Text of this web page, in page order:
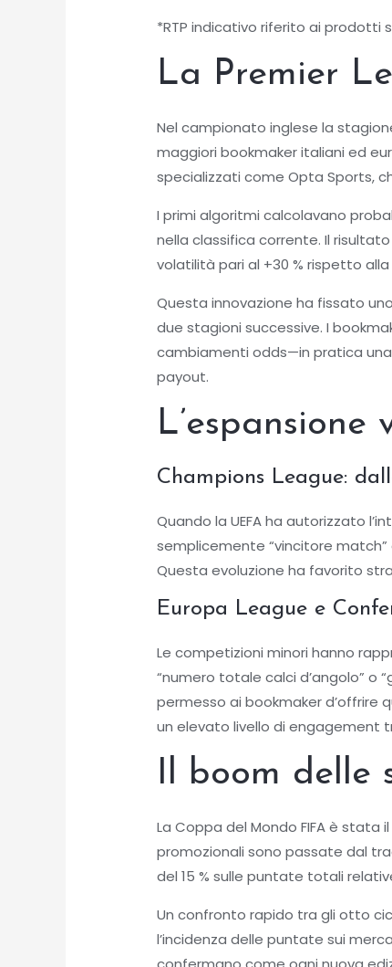
*RTP indicativo riferito ai prodotti
La Premier
Nel campionato inglese la
maggiori bookmaker italiani ed
specializzati come Opta Sports,
I primi algoritmi calcolavano
nella classifica corrente. Il
volatilità pari al +30 % rispetto
Questa innovazione ha fissato
due stagioni successive. I
cambiamenti odds—in pratica
payout.
Champions League:
Quando la UEFA ha autorizzato
semplicemente “vincitore
Questa evoluzione ha favorito
Europa League e
Le competizioni minori hanno
“numero totale calci d’angolo” o
permesso ai bookmaker d’offrire
un elevato livello di engagement
Il boom delle
La Coppa del Mondo FIFA è
promozionali sono passate dal
del 15 % sulle puntate totali
Un confronto rapido tra gli otto
l’incidenza delle puntate sui